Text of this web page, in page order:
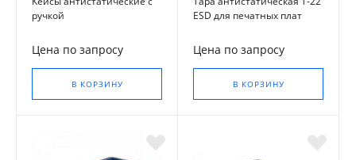
ручкой
Цена по запросу
В КОРЗИНУ
ESD для печатных плат
Цена по запросу
В КОРЗИНУ